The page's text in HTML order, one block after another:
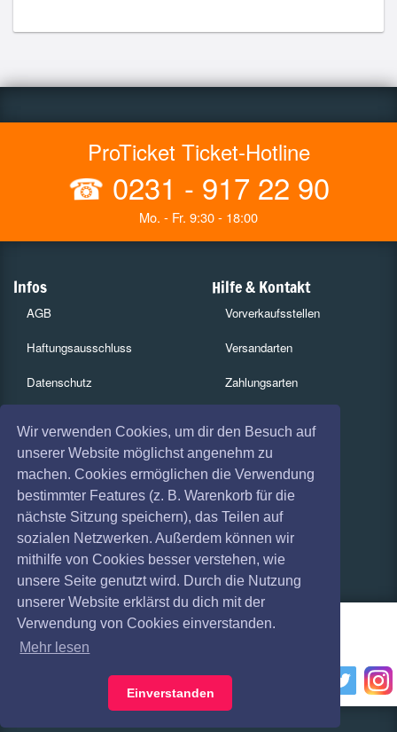
Wir verwenden Cookies, um dir den Besuch auf
unserer Website möglichst angenehm zu
machen. Cookies ermöglichen die Verwendung
bestimmter Features (z. B. Warenkorb für die
nächste Sitzung speichern), das Teilen auf
sozialen Netzwerken. Außerdem können wir
mithilfe von Cookies besser verstehen, wie
unsere Seite genutzt wird. Durch die Nutzung
unserer Website erklärst du dich mit der
Verwendung von Cookies einverstanden.
Mehr lesen
Einverstanden
ProTicket Ticket-Hotline
☎ 0231 - 917 22 90
Mo. - Fr. 9:30 - 18:00
Infos
AGB
Haftungsausschluss
Datenschutz
Impressum
Coronavirus (COVID 19)
Hilfe & Kontakt
Vorverkaufsstellen
Versandarten
Zahlungsarten
Services
Gutscheine
Geschäftskunden
Kartenrückgabe
Besucherregistrierung